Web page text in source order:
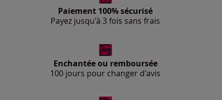
Paiement 100% sécurisé
Payez jusqu'à 3 fois sans frais
Enchantée ou remboursée
100 jours pour changer d'avis